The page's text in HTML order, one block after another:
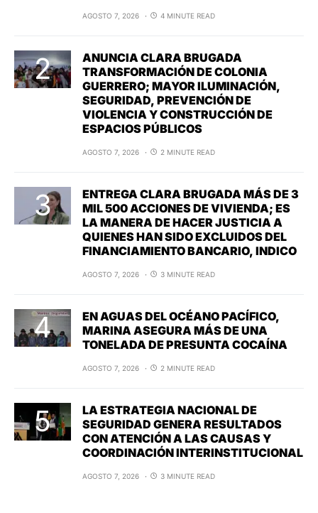
AGOSTO 7, 2026 4 MINUTE READ
ANUNCIA CLARA BRUGADA
TRANSFORMACIÓN DE COLONIA
GUERRERO; MAYOR ILUMINACIÓN,
SEGURIDAD, PREVENCIÓN DE
VIOLENCIA Y CONSTRUCCIÓN DE
ESPACIOS PÚBLICOS
AGOSTO 7, 2026 2 MINUTE READ
ENTREGA CLARA BRUGADA MÁS DE 3
MIL 500 ACCIONES DE VIVIENDA; ES
LA MANERA DE HACER JUSTICIA A
QUIENES HAN SIDO EXCLUIDOS DEL
FINANCIAMIENTO BANCARIO, INDICO
AGOSTO 7, 2026 3 MINUTE READ
EN AGUAS DEL OCÉANO PACÍFICO,
MARINA ASEGURA MÁS DE UNA
TONELADA DE PRESUNTA COCAÍNA
AGOSTO 7, 2026 2 MINUTE READ
LA ESTRATEGIA NACIONAL DE
SEGURIDAD GENERA RESULTADOS
CON ATENCIÓN A LAS CAUSAS Y
COORDINACIÓN INTERINSTITUCIONAL
AGOSTO 7, 2026 3 MINUTE READ